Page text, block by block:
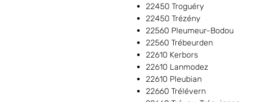
22450 Troguéry
22450 Trézény
22560 Pleumeur-Bodou
22560 Trébeurden
22610 Kerbors
22610 Lanmodez
22610 Pleubian
22660 Trélévern